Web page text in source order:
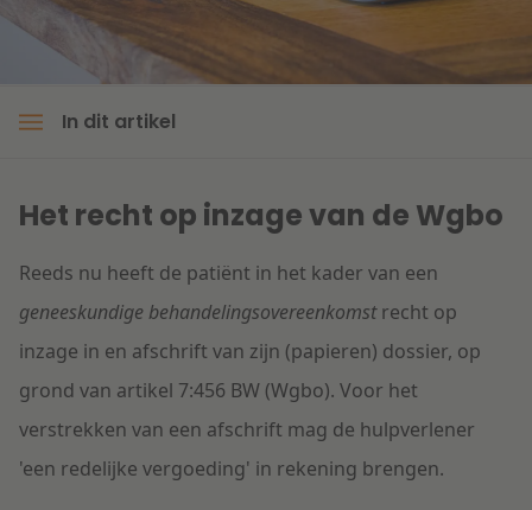
In dit artikel
Het recht op inzage van de Wgbo
Reeds nu heeft de patiënt in het kader van een
geneeskundige behandelingsovereenkomstrecht op
inzage in en afschrift van zijn (papieren) dossier, op
grond van artikel 7:456 BW (Wgbo). Voor het
verstrekken van een afschrift mag de hulpverlener
'een redelijke vergoeding' in rekening brengen.